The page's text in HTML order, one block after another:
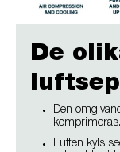
De
Den
komprimeras.
Luften kyls